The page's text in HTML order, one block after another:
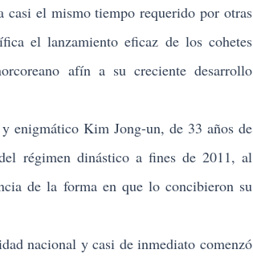
el mismo tiempo requerido por otras
el lanzamiento eficaz de los cohetes
afín a su creciente desarrollo
Kim Jong-un, de 33 años de
régimen dinástico a fines de 2011, al
de la forma en que lo concibieron su
nacional y casi de inmediato comenzó